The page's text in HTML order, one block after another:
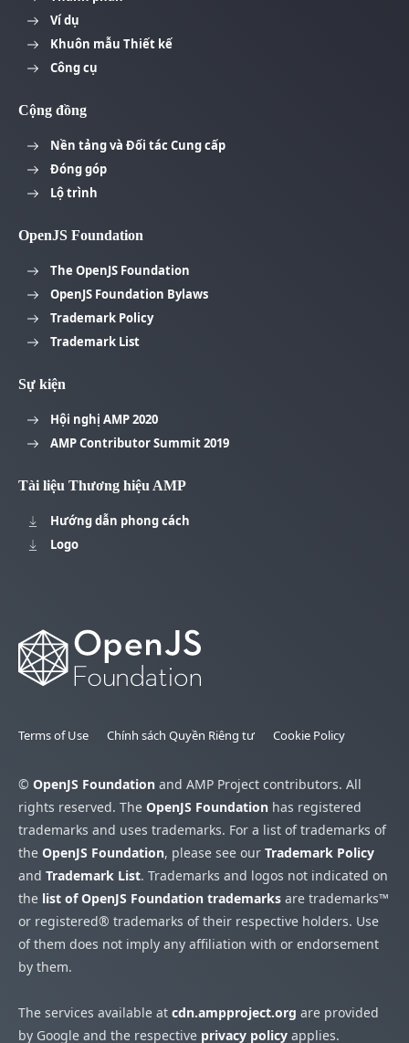
Ví dụ
Khuôn mẫu Thiết kế
Công cụ
Cộng đồng
Nền tảng và Đối tác Cung cấp
Đóng góp
Lộ trình
OpenJS Foundation
The OpenJS Foundation
OpenJS Foundation Bylaws
Trademark Policy
Trademark List
Sự kiện
Hội nghị AMP 2020
AMP Contributor Summit 2019
Tài liệu Thương hiệu AMP
Hướng dẫn phong cách
Logo
Terms of Use Chính sách Quyền Riêng tư Cookie Policy
© OpenJS Foundation and AMP Project contributors. All
rights reserved. The OpenJS Foundation has registered
trademarks and uses trademarks. For a list of trademarks of
the OpenJS Foundation, please see our Trademark Policy
and Trademark List. Trademarks and logos not indicated on
the list of OpenJS Foundation trademarks are trademarks™
or registered® trademarks of their respective holders. Use
of them does not imply any affiliation with or endorsement
by them.
The services available at cdn.ampproject.org are provided
by Google and the respective privacy policy applies.